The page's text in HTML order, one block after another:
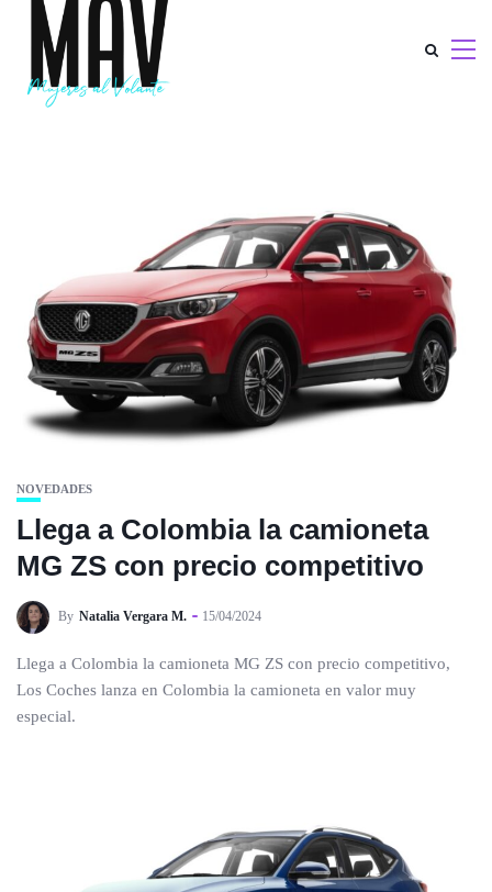
NOVEDADES
Llega a Colombia la camioneta
MG ZS con precio competitivo
By Natalia Vergara M. 15/04/2024
Llega a Colombia la camioneta MG ZS con precio competitivo,
Los Coches lanza en Colombia la camioneta en valor muy
especial.